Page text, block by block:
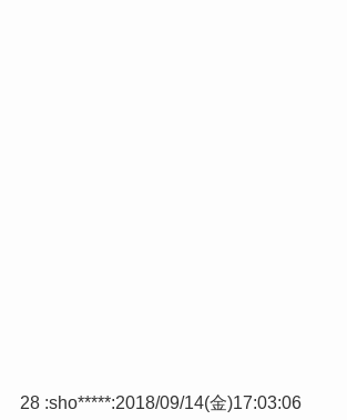
28 :sho*****:2018/09/14(金)17:03:06